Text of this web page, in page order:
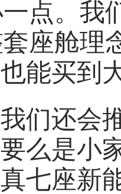
点。我
座舱理
能买到
还会推
么是小
七座新